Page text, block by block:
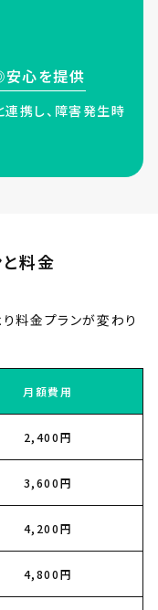
心を提供
携し、障害発生時
料金
料金プランが変わり
月額費用
2,400円
3,600円
4,200円
4,800円